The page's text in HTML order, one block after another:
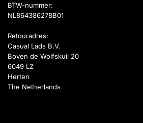
BTW-nummer:
NL864386278B01
Retouradres:
Casual Lads B.V.
Boven de Wolfskuil 20
6049 LZ
Herten
The Netherlands